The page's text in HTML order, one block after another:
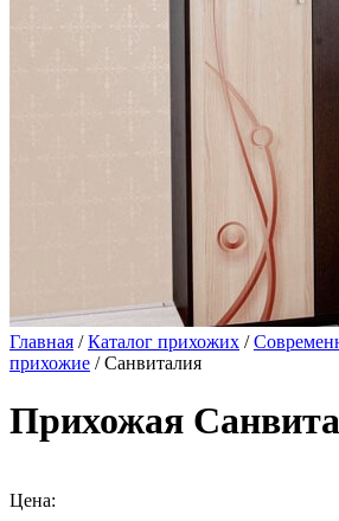
Главная /Каталог прихожих /
прихожие / Санвиталия
Прихожая
Цена: